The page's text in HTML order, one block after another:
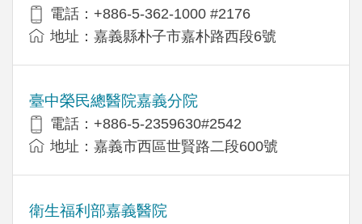
電話：+886-5-362-1000 #2176
地址：嘉義縣朴子市嘉朴路西段6號
臺中榮民總醫院嘉義分院
電話：+886-5-2359630#2542
地址：嘉義市西區世賢路二段600號
衛生福利部嘉義醫院